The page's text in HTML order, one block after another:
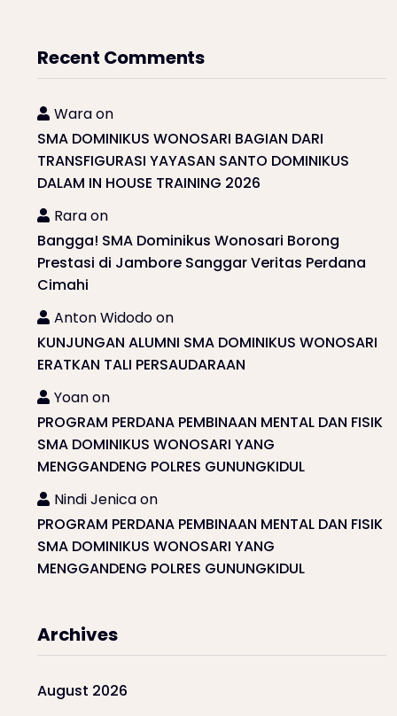
Recent Comments
Waraon
SMA DOMINIKUS WONOSARI BAGIAN DARI
TRANSFIGURASI YAYASAN SANTO DOMINIKUS
DALAM IN HOUSE TRAINING 2026
Raraon
Bangga! SMA Dominikus Wonosari Borong
Prestasi di Jambore Sanggar Veritas Perdana
Cimahi
Anton Widodoon
KUNJUNGAN ALUMNI SMA DOMINIKUS WONOSARI
ERATKAN TALI PERSAUDARAAN
Yoanon
PROGRAM PERDANA PEMBINAAN MENTAL DAN FISIK
SMA DOMINIKUS WONOSARI YANG
MENGGANDENG POLRES GUNUNGKIDUL
Nindi Jenicaon
PROGRAM PERDANA PEMBINAAN MENTAL DAN FISIK
SMA DOMINIKUS WONOSARI YANG
MENGGANDENG POLRES GUNUNGKIDUL
Archives
August 2026